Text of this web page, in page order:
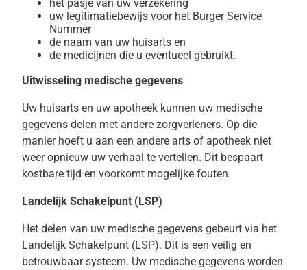
het pasje van uw verzekering
uw legitimatiebewijs voor het Burger Service
Nummer
de naam van uw huisarts en
de medicijnen die u eventueel gebruikt.
Uitwisseling medische gegevens
Uw huisarts en uw apotheek kunnen uw medische
gegevens delen met andere zorgverleners. Op die
manier hoeft u aan een andere arts of apotheek niet
weer opnieuw uw verhaal te vertellen. Dit bespaart
kostbare tijd en voorkomt mogelijke fouten.
Landelijk Schakelpunt (LSP)
Het delen van uw medische gegevens gebeurt via het
Landelijk Schakelpunt (LSP). Dit is een veilig en
betrouwbaar systeem. Uw medische gegevens worden